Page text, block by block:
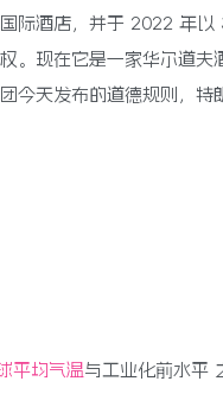
际酒店，并于 2022 年以
。现在它是一家华尔道夫
今天发布的道德规则，特
平均气温与工业化前水平